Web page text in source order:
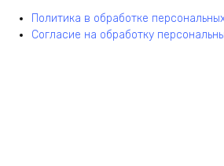
Политика в обработке
Согласие на обработку